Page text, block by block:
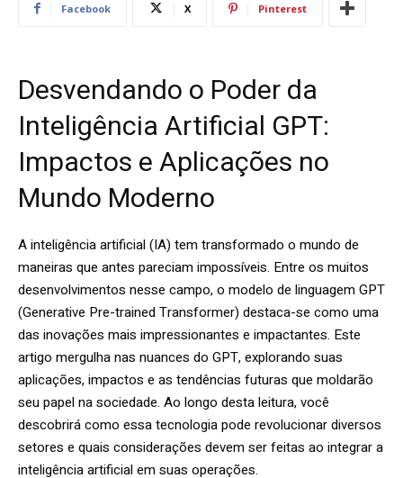
Facebook X Pinterest
Desvendando o Poder da
Inteligência Artificial GPT:
Impactos e Aplicações no
Mundo Moderno
A inteligência artificial (IA) tem transformado o mundo de
maneiras que antes pareciam impossíveis. Entre os muitos
desenvolvimentos nesse campo, o modelo de linguagem GPT
(Generative Pre-trained Transformer) destaca-se como uma
das inovações mais impressionantes e impactantes. Este
artigo mergulha nas nuances do GPT, explorando suas
aplicações, impactos e as tendências futuras que moldarão
seu papel na sociedade. Ao longo desta leitura, você
descobrirá como essa tecnologia pode revolucionar diversos
setores e quais considerações devem ser feitas ao integrar a
inteligência artificial em suas operações.